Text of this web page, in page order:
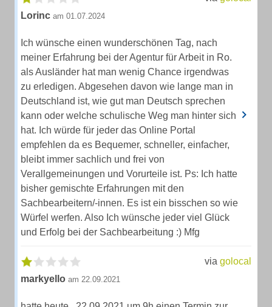
Lorinc am 01.07.2024
Ich wünsche einen wunderschönen Tag, nach
meiner Erfahrung bei der Agentur für Arbeit in Ro.
als Ausländer hat man wenig Chance irgendwas
zu erledigen. Abgesehen davon wie lange man in
Deutschland ist, wie gut man Deutsch sprechen
kann oder welche schulische Weg man hinter sich
hat. Ich würde für jeder das Online Portal
empfehlen da es Bequemer, schneller, einfacher,
bleibt immer sachlich und frei von
Verallgemeinungen und Vorurteile ist. Ps: Ich hatte
bisher gemischte Erfahrungen mit den
Sachbearbeitern/-innen. Es ist ein bisschen so wie
Würfel werfen. Also Ich wünsche jeder viel Glück
und Erfolg bei der Sachbearbeitung :) Mfg
via golocal
markyello am 22.09.2021